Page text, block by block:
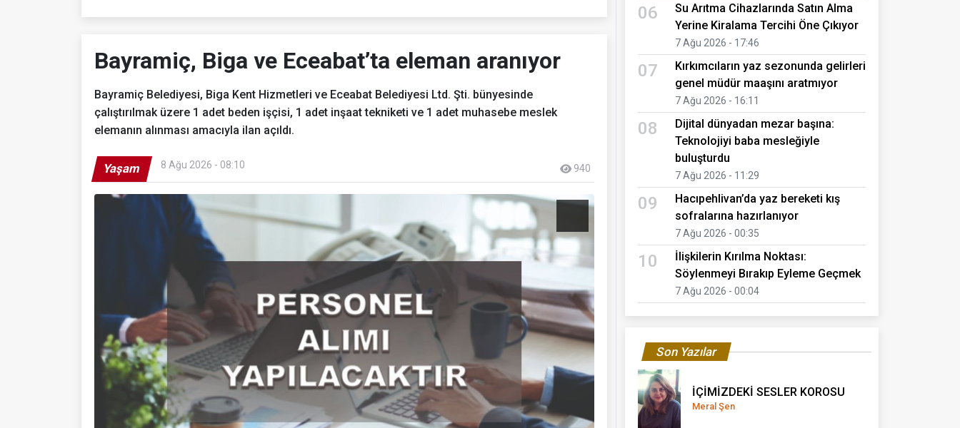
Bayramiç, Biga ve Eceabat’ta eleman aranıyor
Bayramiç Belediyesi, Biga Kent Hizmetleri ve Eceabat Belediyesi Ltd. Şti. bünyesinde
çalıştırılmak üzere 1 adet beden işçisi, 1 adet inşaat tekniketi ve 1 adet muhasebe meslek
elemanın alınması amacıyla ilan açıldı.
Yaşam 8 Ağu 2026 - 08:10 940
06
Su Arıtma Cihazlarında Satın Alma
Yerine Kiralama Tercihi Öne Çıkıyor
7 Ağu 2026 - 17:46
07
Kırkımcıların yaz sezonunda gelirleri
genel müdür maaşını aratmıyor
7 Ağu 2026 - 16:11
08
Dijital dünyadan mezar başına:
Teknolojiyi baba mesleğiyle
buluşturdu
7 Ağu 2026 - 11:29
09
Hacıpehlivan’da yaz bereketi kış
sofralarına hazırlanıyor
7 Ağu 2026 - 00:35
10
İlişkilerin Kırılma Noktası:
Söylenmeyi Bırakıp Eyleme Geçmek
7 Ağu 2026 - 00:04
Son Yazılar
İÇİMİZDEKİ SESLER KOROSU
Meral Şen